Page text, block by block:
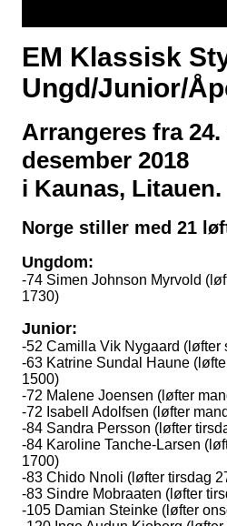
EM Klassisk
Ungd/Junior/
Arrangeres fra
desember 2018
i Kaunas, Litauen.
Norge stiller med 21
Ungdom:
-74 Simen Johnson Myrvold
1730)
Junior:
-52 Camilla Vik Nygaard (løfter
-63 Katrine Sundal Haune
1500)
-72 Malene Joensen (løfter
-72 Isabell Adolfsen (løfter
-84 Sandra Persson (løfter
-84 Karoline Tanche-Larsen
1700)
-83 Chido Nnoli (løfter tirsdag
-83 Sindre Mobraaten (løfter
-105 Damian Steinke (løfter